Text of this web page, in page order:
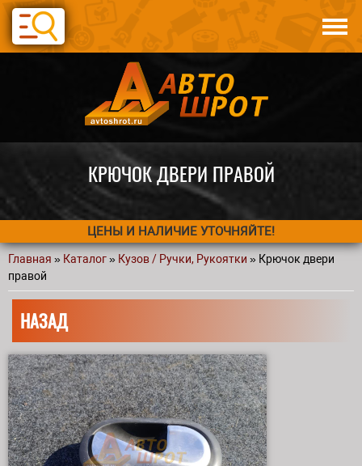
Перейти к основному содержанию
Авто по запчастям
Статьи
КРЮЧОК ДВЕРИ ПРАВОЙ
ЦЕНЫ И НАЛИЧИЕ УТОЧНЯЙТЕ!
Вы здесь
Главная » Каталог» Кузов / Ручки, Рукоятки » Крючок двери
правой
НАЗАД